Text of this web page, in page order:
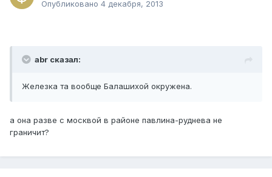
Опубликовано 4 декабря, 2013
abr сказал:
Железка та вообще Балашихой окружена.
а она разве с москвой в районе павлина-руднева не
граничит?